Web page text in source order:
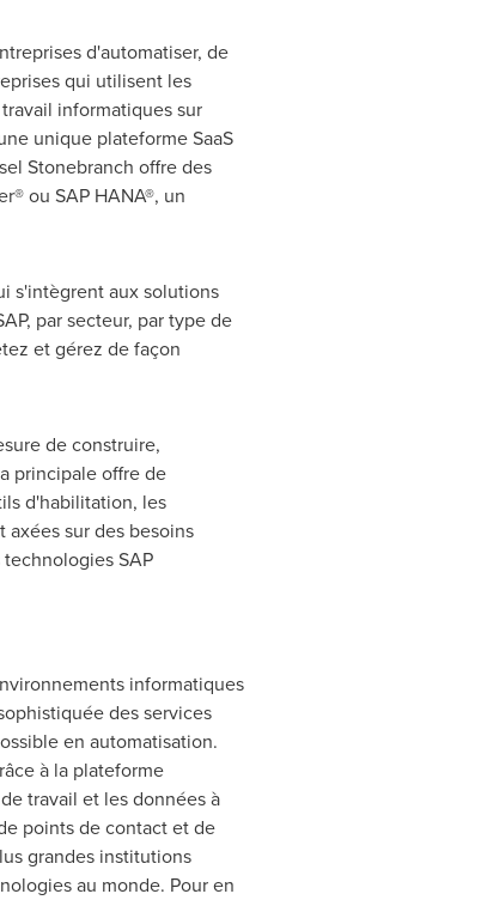
d'automatiser, de
qui utilisent les
informatiques sur
unique plateforme SaaS
Stonebranch offre des
ou SAP HANA®, un
s'intègrent aux solutions
par secteur, par type de
et gérez de façon
de construire,
principale offre de
d'habilitation, les
sur des besoins
SAP
informatiques
des services
en automatisation.
à la plateforme
travail et les données à
points de contact et de
grandes institutions
au monde. Pour en